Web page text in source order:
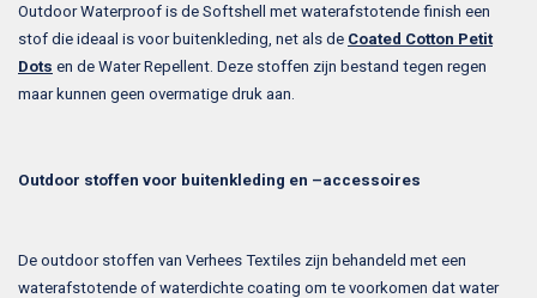
Outdoor Waterproof is de Softshell met waterafstotende finish een
stof die ideaal is voor buitenkleding, net als de Coated Cotton Petit
Dots en de Water Repellent. Deze stoffen zijn bestand tegen regen
maar kunnen geen overmatige druk aan.
Outdoor stoffen voor buitenkleding en –accessoires
De outdoor stoffen van Verhees Textiles zijn behandeld met een
waterafstotende of waterdichte coating om te voorkomen dat water